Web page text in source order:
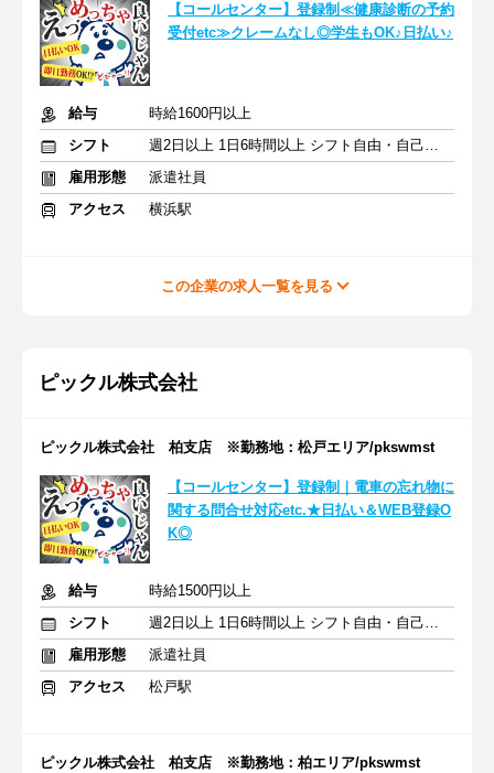
【コールセンター】登録制≪健康診断の予約
受付etc≫クレームなし◎学生もOK♪日払い♪
給与
時給1600円以上
シフト
週2日以上 1日6時間以上 シフト自由・自己申告
雇用形態
派遣社員
アクセス
横浜駅
この企業の求人一覧を見る
ピックル株式会社
ピックル株式会社 柏支店 ※勤務地：松戸エリア/pkswmst
【コールセンター】登録制｜電車の忘れ物に
関する問合せ対応etc.★日払い＆WEB登録O
K◎
給与
時給1500円以上
シフト
週2日以上 1日6時間以上 シフト自由・自己申告
雇用形態
派遣社員
アクセス
松戸駅
ピックル株式会社 柏支店 ※勤務地：柏エリア/pkswmst